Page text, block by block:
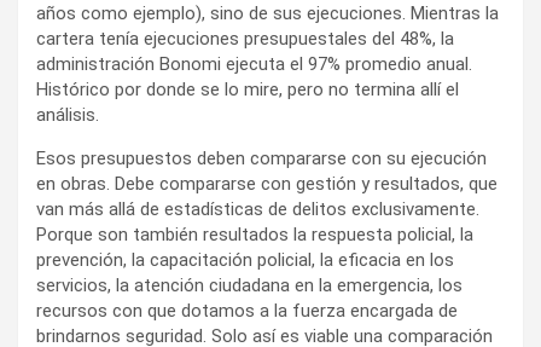
años como ejemplo), sino de sus ejecuciones. Mientras la
cartera tenía ejecuciones presupuestales del 48%, la
administración Bonomi ejecuta el 97% promedio anual.
Histórico por donde se lo mire, pero no termina allí el
análisis.
Esos presupuestos deben compararse con su ejecución
en obras. Debe compararse con gestión y resultados, que
van más allá de estadísticas de delitos exclusivamente.
Porque son también resultados la respuesta policial, la
prevención, la capacitación policial, la eficacia en los
servicios, la atención ciudadana en la emergencia, los
recursos con que dotamos a la fuerza encargada de
brindarnos seguridad. Solo así es viable una comparación